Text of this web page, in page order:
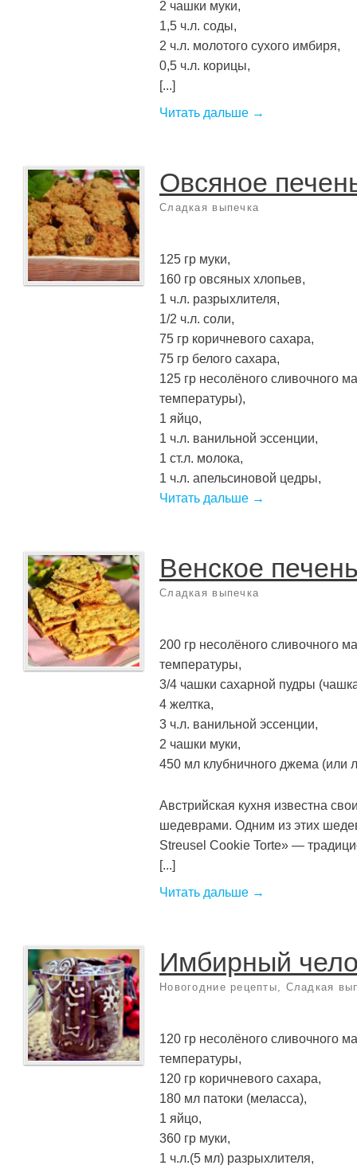
2 чашки муки,
1,5 ч.л. соды,
2 ч.л. молотого сухого имбиря,
0,5 ч.л. корицы,
[...]
Читать дальше →
Овсяное
Сладкая выпечка
125 гр муки,
160 гр овсяных хлопьев,
1 ч.л. разрыхлителя,
1/2 ч.л. соли,
75 гр коричневого сахара,
75 гр белого сахара,
125 гр несолёного сливочного
температуры),
1 яйцо,
1 ч.л. ванильной эссенции,
1 ст.л. молока,
1 ч.л. апельсиновой цедры,
Читать дальше →
Венское
Сладкая выпечка
200 гр несолёного сливочного
температуры,
3/4 чашки сахарной пудры
4 желтка,
3 ч.л. ванильной эссенции,
2 чашки муки,
450 мл клубничного джема (или
Австрийская кухня известна
шедеврами. Одним из этих
Streusel Cookie Torte» —
[...]
Читать дальше →
Имбирный
Новогодние рецепты Сладкая
120 гр несолёного сливочного
температуры,
120 гр коричневого сахара,
180 мл патоки (меласса),
1 яйцо,
360 гр муки,
1 ч.л.(5 мл) разрыхлителя,